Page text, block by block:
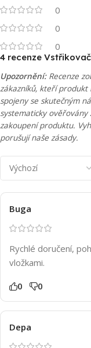
0
0
0
4 recenze Vstřikovač
Upozornění:Recenze
zákazníků, kteří
spojeny se skutečným
systematicky
zakoupení produktu.
porušují naše zásady.
Buga
Rychlé doručení,
vložkami.
0 0
Depa